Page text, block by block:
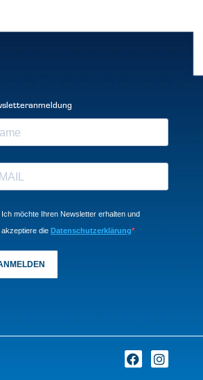
Ich möchte Ihren Newsletter erhalten und
akzeptiere die Datenschutzerklärung